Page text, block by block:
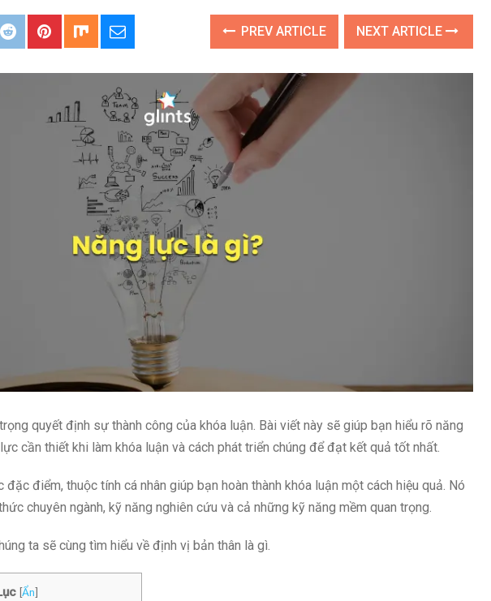
PREV ARTICLE NEXT ARTICLE
quyết định sự thành công của khóa luận. Bài viết này sẽ giúp bạn hiểu rõ năng
cần thiết khi làm khóa luận và cách phát triển chúng để đạt kết quả tốt nhất.
điểm, thuộc tính cá nhân giúp bạn hoàn thành khóa luận một cách hiệu quả. Nó
chuyên ngành, kỹ năng nghiên cứu và cả những kỹ năng mềm quan trọng.
ta sẽ cùng tìm hiểu về định vị bản thân là gì.
[Ẩn]